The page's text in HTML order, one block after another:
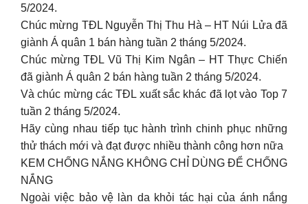
5/2024.
Chúc mừng TĐL Nguyễn Thị Thu Hà – HT Núi Lửa đã
giành Á quân 1 bán hàng tuần 2 tháng 5/2024.
Chúc mừng TĐL Vũ Thị Kim Ngân – HT Thực Chiến
đã giành Á quân 2 bán hàng tuần 2 tháng 5/2024.
Và chúc mừng các TĐL xuất sắc khác đã lọt vào Top 7
tuần 2 tháng 5/2024.
Hãy cùng nhau tiếp tục hành trình chinh phục những
thử thách mới và đạt được nhiều thành công hơn nữa
KEM CHỐNG NẮNG KHÔNG CHỈ DÙNG ĐỂ CHỐNG
NẮNG
Ngoài việc bảo vệ làn da khỏi tác hại của ánh nắng